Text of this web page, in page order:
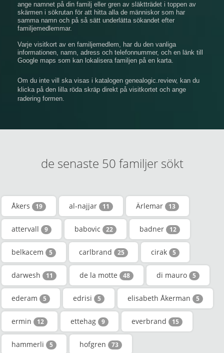
ange namnet på din familj eller gren av släktträdet i toppen av
skärmen i sökrutan för att hitta alla de människor som har
samma namn och på så sätt underlätta sökandet efter
familjemedlemmar.
Varje visitkort av en familjemedlem, har du den vanliga
informationen, namn, adress och telefonnummer, och en länk till
Google maps som kan lokalisera familjen på en karta.
Om du inte vill ska visas i katalogen genealogic.review, kan du
klicka på den lilla röda skräp direkt på visitkortet och ange
radering formen.
de senaste 50 familjer sökt
Åkers 19 al-najjar 11 Ärlemar 13
attervall 9 babovic 22 badner 12
belkacem 5 carlbrand 25 cirak 5
darwesh 11 de la motte 48 di mauro 5
ederam 5 edrisi 5 elisabeth Åkerman 5
ermin 12 ettehag 9 everbrand 15
hammerli 5 hofgren 73